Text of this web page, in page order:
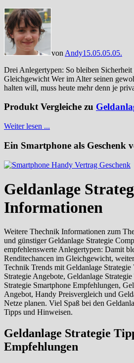
von Andy15.05.05.05.
Drei Anlegertypen: So bleiben
Gleichgewicht Wer im Alter seinen
halten will, muss heute mehr denn je
Produkt Vergleiche zu
Weiter lesen ...
Ein Smartphone als Geschenk
Geldanlage
Informationen
Weitere Thechnik Informationen zum
und günstiger Geldanlage Strategie
empfehlenswerte Anlegertypen: Damit
Renditechancen im Gleichgewicht,
Technik Trends mit Geldanlage
Strategie Angebote, Geldanlage
Strategie Smartphone Empfehlungen,
Angebot, Handy Preisvergleich und
Netze planen. Viel Spaß bei den
Tipps und Hinweisen.
Geldanlage Strategie
Empfehlungen